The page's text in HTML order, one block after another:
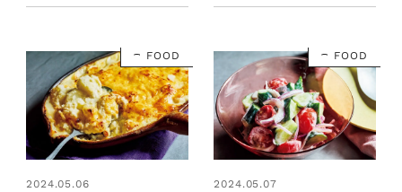
ツレヅレハナコさん
FOOD
2024.05.06
FOOD
2024.05.07